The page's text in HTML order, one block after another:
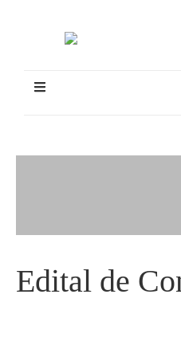
Edital de